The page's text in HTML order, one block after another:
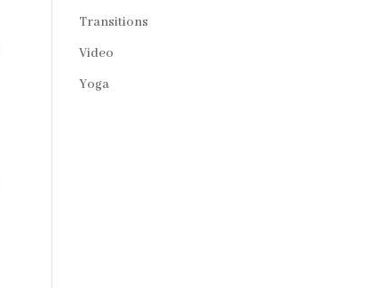
Transitions
Video
Yoga